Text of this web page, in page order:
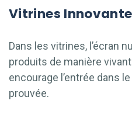
Vitrines
Dans les vitrines, l’écran
produits de manière
encourage l’entrée dans
prouvée.